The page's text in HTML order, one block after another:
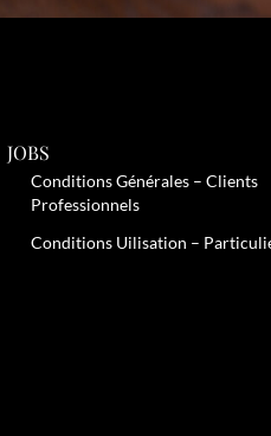
JOBS
Conditions Générales – Clients
Professionnels
Conditions Uilisation –
la conformité avec les